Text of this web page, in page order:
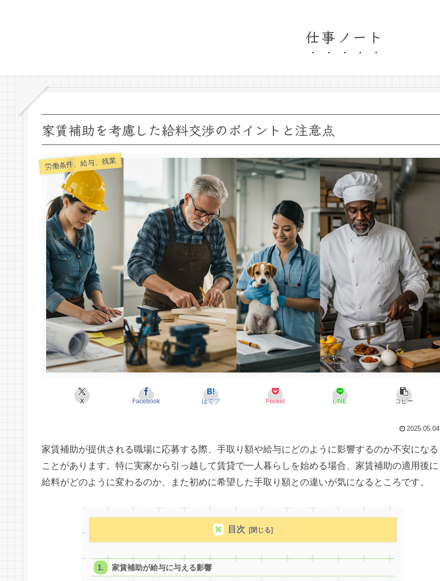
仕事ノート
家賃補助を考慮した給料交渉のポイントと注意点
労働条件、給与、残業
X Facebook はてブ Pocket LINE コピー
2025.05.04
家賃補助が提供される職場に応募する際、手取り額や給与にどのように影響するのか不安になる
ことがあります。特に実家から引っ越して賃貸で一人暮らしを始める場合、家賃補助の適用後に
給料がどのように変わるのか、また初めに希望した手取り額との違いが気になるところです。
目次
家賃補助が給与に与える影響